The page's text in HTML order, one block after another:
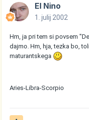
El Nino
1. julij 2002
Hm, ja pri tem si povsem
dajmo. Hm, hja, tezka bo,
maturantskega
Aries-Libra-Scorpio